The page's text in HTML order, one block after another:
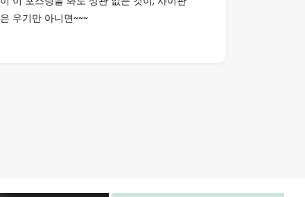
은 우기만 아니면~~~